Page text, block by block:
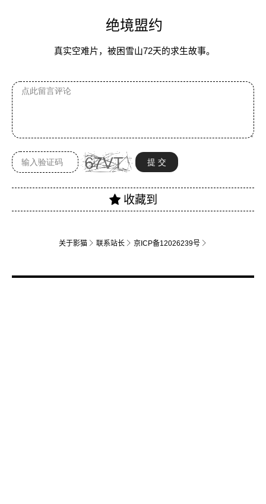
绝境盟约
真实空难片，被困雪山72天的求生故事。
关于影猫 联系站长 京ICP备12026239号